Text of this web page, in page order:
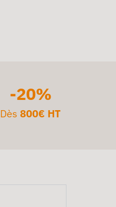
-20%
Dès800€ HT